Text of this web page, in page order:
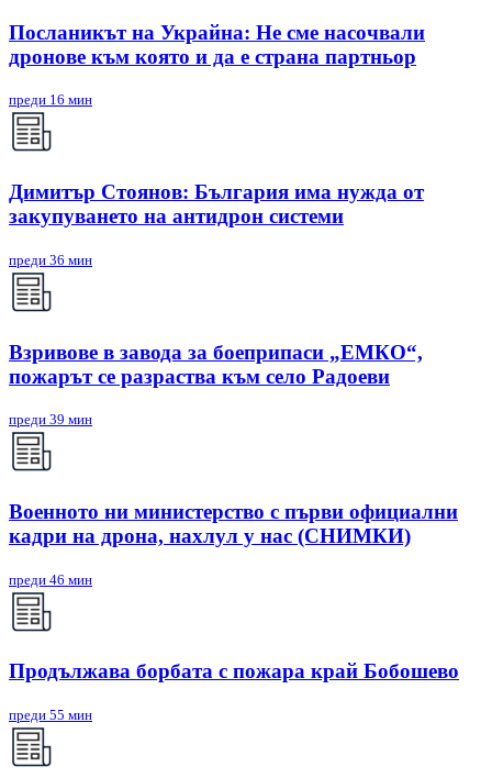
Посланикът на Украйна: Не сме насочвали
дронове към която и да е страна партньор
преди 16 мин
Димитър Стоянов: България има нужда от
закупуването на антидрон системи
преди 36 мин
Взривове в завода за боеприпаси „ЕМКО“,
пожарът се разраства към село Радоеви
преди 39 мин
Военното ни министерство с първи официални
кадри на дрона, нахлул у нас (СНИМКИ)
преди 46 мин
Продължава борбата с пожара край Бобошево
преди 55 мин